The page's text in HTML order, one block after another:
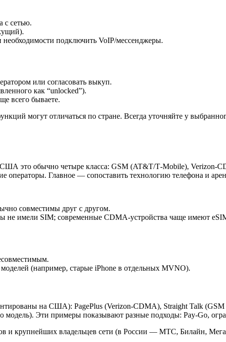
с сетью.
подключить VoIP/мессенджеры.
или согласовать выкуп.
как “unlocked”).
всего бываете.
могут отличаться по стране. Всегда уточняйте у
это обычно четыре класса: GSM (AT&T/T‑Mobile),
Главное — сопоставить технологию телефона и
совместимы друг с другом.
имели SIM; современные CDMA‑устройства чаще имеют
(например, старые iPhone в отдельных MVNO).
на США): PagePlus (Verizon‑CDMA), Straight Talk
модель). Эти примеры показывают разные подходы: Pay‑Go,
и крупнейших владельцев сети (в России — МТС, Билайн,